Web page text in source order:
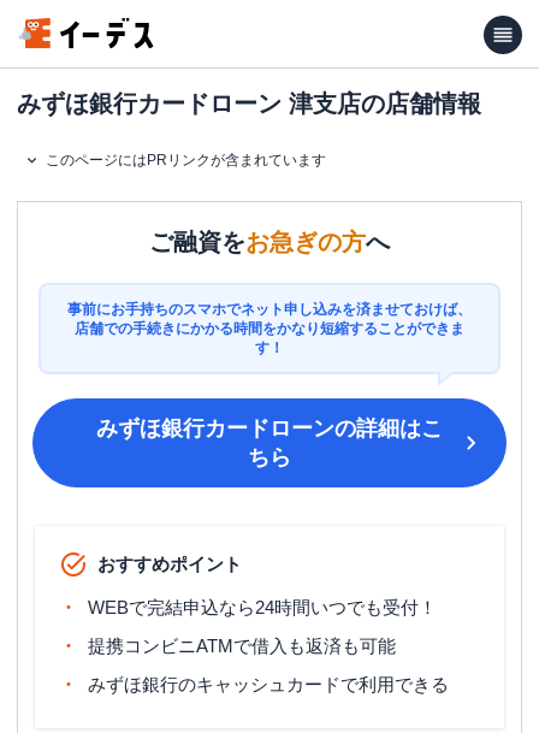
みずほ銀行カードローン 津支店の店舗情報
このページにはPRリンクが含まれています
ご融資をお急ぎの方へ
事前にお手持ちのスマホでネット申し込みを済ませておけば、
店舗での手続きにかかる時間をかなり短縮することができま
す！
みずほ銀行カードローンの詳細はこ
ちら
おすすめポイント
WEBで完結申込なら24時間いつでも受付！
提携コンビニATMで借入も返済も可能
みずほ銀行のキャッシュカードで利用できる